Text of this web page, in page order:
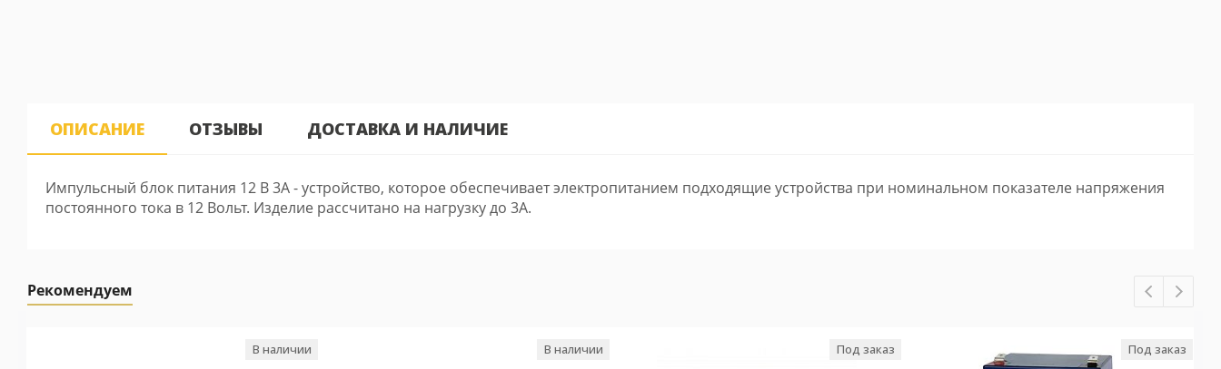
ОПИСАНИЕ ОТЗЫВЫ ДОСТАВКА И НАЛИЧИЕ
Импульсный блок питания 12 В 3А - устройство, которое обеспечивает электропитанием подходящие устройства при номинальном показателе напряжения
постоянного тока в 12 Вольт. Изделие рассчитано на нагрузку до 3А.
Рекомендуем
В наличии В наличии Под заказ Под заказ